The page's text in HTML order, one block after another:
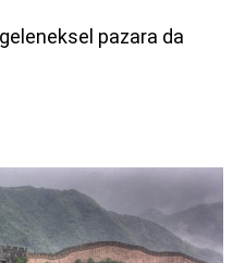
pazara da